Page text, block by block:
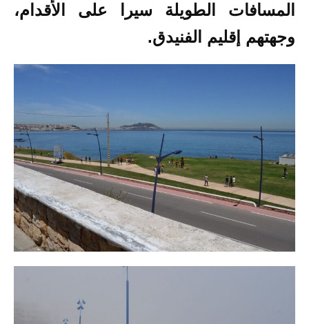
المسافات الطويلة سيرا على الأقدام،
وجهتهم إقليم الفنيدق.